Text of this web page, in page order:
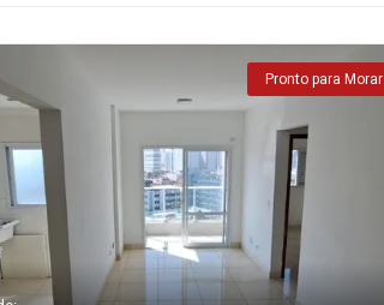
Pronto para Morar